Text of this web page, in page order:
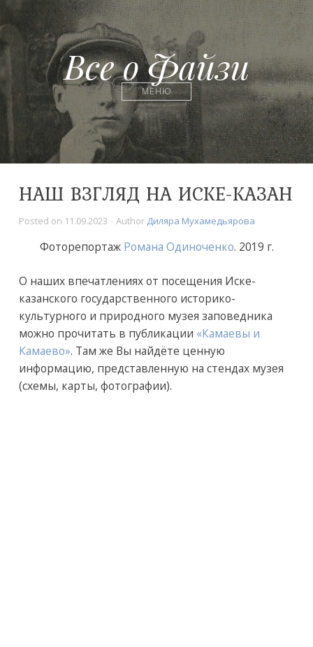
Все о Файзи
МЕНЮ
НАШ ВЗГЛЯД НА ИСКЕ-КАЗАН
Posted on 11.09.2023 Author Диляра Мухамедьярова
ФоторепортажРомана Одиноченко. 2019 г.
О наших впечатлениях от посещения Иске-
казанского государственного историко-
культурного и природного музея заповедника
можно прочитать в публикации «Камаевы и
Камаево». Там же Вы найдёте ценную
информацию, представленную на стендах музея
(схемы, карты, фотографии).